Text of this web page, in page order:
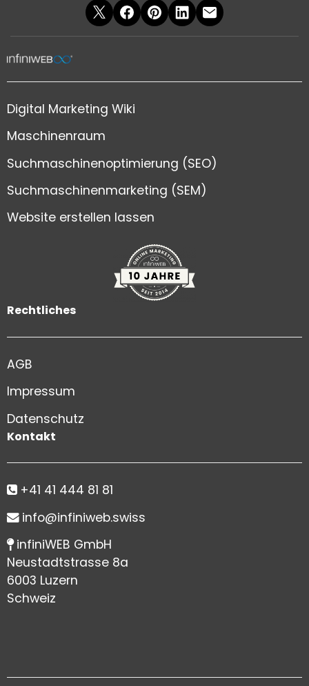
Digital Marketing Wiki
Maschinenraum
Suchmaschinenoptimierung (SEO)
Suchmaschinenmarketing (SEM)
Website erstellen lassen
Rechtliches
AGB
Impressum
Datenschutz
Kontakt
+41 41 444 81 81
info@infiniweb.swiss
infiniWEB GmbH
Neustadtstrasse 8a
6003 Luzern
Schweiz